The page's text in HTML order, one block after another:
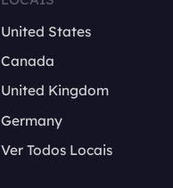
United States
Canada
United Kingdom
Germany
Ver Todos Locais